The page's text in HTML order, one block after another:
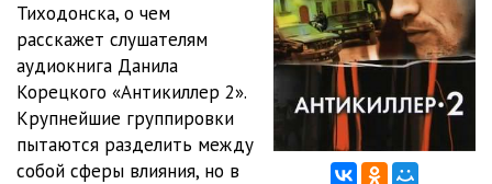
02_04_Opera i bandity 24:29
02_05_Opera i bandity 26:09
02_06_Opera i bandity 23:55
02_07_Opera i bandity
Тиходонска, о чем
расскажет слушателям
аудиокнига Данила
Корецкого «Антикиллер 2».
Крупнейшие группировки
пытаются разделить между
собой сферы влияния, но в